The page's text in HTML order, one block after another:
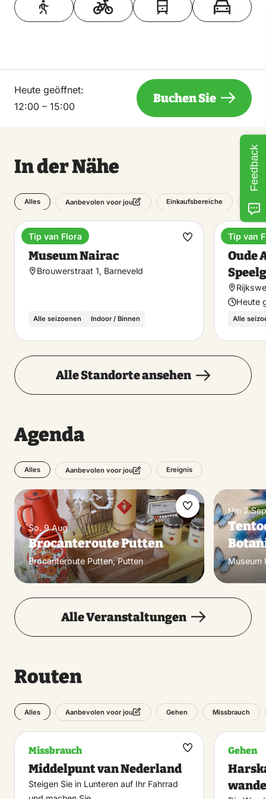
Heute geöffnet:
12:00 – 15:00
Buchen Sie
In der Nähe
Alles Aanbevolen voor jou Einkaufsbereiche
Museum
Museum Nairac
Brouwerstraat 1, Barneveld
Alle seizoenen Indoor / Binnen
Tip van Flora
Favorit
Oude
Heute
Alle
Tip van
Alle Standorte ansehen
Agenda
Alles Aanbevolen voor jou Ereignis
So. 9 Aug.
Brocanteroute Putten
Brocanteroute Putten, Putten
Favorit
machen
t/m 2
Museum
Alle Veranstaltungen
Routen
Alles Aanbevolen voor jou Gehen Missbrauch
Missbrauch
Middelpunt van Nederland
Steigen Sie in Lunteren auf Ihr Fahrrad
Maak
Gehen
Feedback